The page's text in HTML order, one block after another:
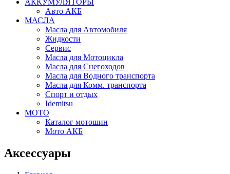
АККУМУЛЯТОРЫ
Авто АКБ
МАСЛА
Масла для Автомобиля
Жидкости
Сервис
Масла для Мотоцикла
Масла для Снегоходов
Масла для Водного транспорта
Масла для Комм. транспорта
Спорт и отдых
Idemitsu
МОТО
Каталог мотошин
Мото АКБ
Аксессуары